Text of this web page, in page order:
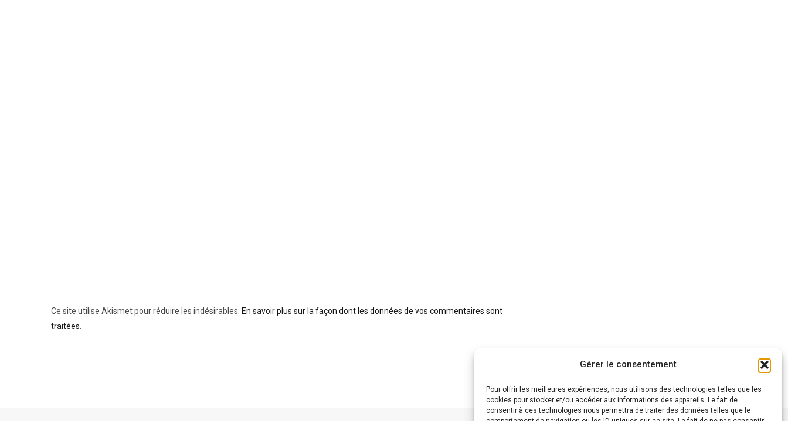
Gérer le consentement
Pour offrir les meilleures expériences, nous utilisons des technologies telles que les
cookies pour stocker et/ou accéder aux informations des appareils. Le fait de
consentir à ces technologies nous permettra de traiter des données telles que le
Ce site utilise Akismet pour réduire les indésirables. En savoir plus sur la façon dont les données de vos commentaires sont
traitées